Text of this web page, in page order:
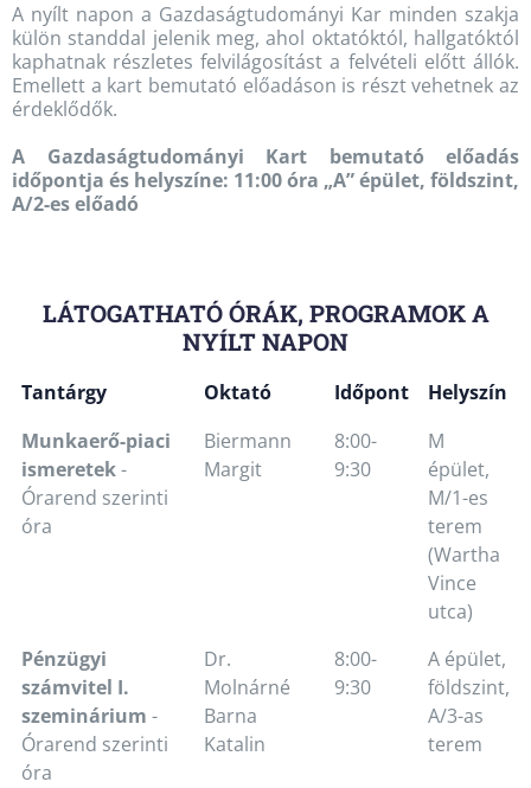
A nyílt napon a Gazdaságtudományi Kar minden szakja
külön standdal jelenik meg, ahol oktatóktól, hallgatóktól
kaphatnak részletes felvilágosítást a felvételi előtt állók.
Emellett a kart bemutató előadáson is részt vehetnek az
érdeklődők.
A Gazdaságtudományi Kart bemutató előadás
időpontja és helyszíne: 11:00 óra „A” épület, földszint,
A/2-es előadó
LÁTOGATHATÓ ÓRÁK, PROGRAMOK A
NYÍLT NAPON
Tantárgy Oktató Időpont
Helyszín
Munkaerő-piaci
ismeretek-
Órarend szerinti
óra
Biermann
Margit
8:00-
9:30
M
épület,
M/1-es
terem
(Wartha
Vince
utca)
Pénzügyi
számvitel I.
szeminárium -
Órarend szerinti
óra
Dr.
Molnárné
Barna
Katalin
8:00-
9:30
A épület,
földszint,
A/3-as
terem